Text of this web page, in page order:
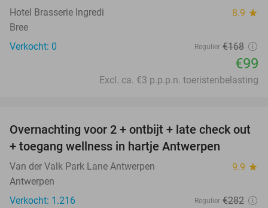
Hotel Brasserie Ingredi 8.9 star
Bree
Verkocht: 0
Regulier €168
€99
Excl. ca. €3 p.p.p.n. toeristenbelasting
59%
Overnachting voor 2 + ontbijt + late check out
+ toegang wellness in hartje Antwerpen
Van der Valk Park Lane Antwerpen 9.9 star
Antwerpen
Verkocht: 1.216
Regulier €282